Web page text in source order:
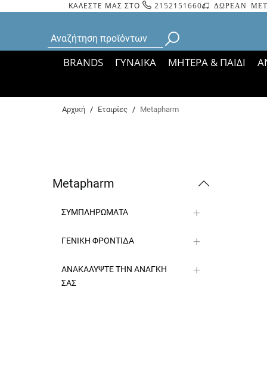
ΚΑΛΕΣΤΕ ΜΑΣ ΣΤΟ 2152151660 ΔΩΡΕΑΝ
BRANDS ΓΥΝΑΙΚΑ ΜΗΤΕΡΑ & ΠΑΙΔΙ
Αρχική / Εταιρίες / Metapharm
Metapharm
ΣΥΜΠΛΗΡΩΜΑΤΑ
ΓΕΝΙΚΗ ΦΡΟΝΤΙΔΑ
ΑΝΑΚΑΛΥΨΤΕ ΤΗΝ ΑΝΑΓΚΗ
ΣΑΣ